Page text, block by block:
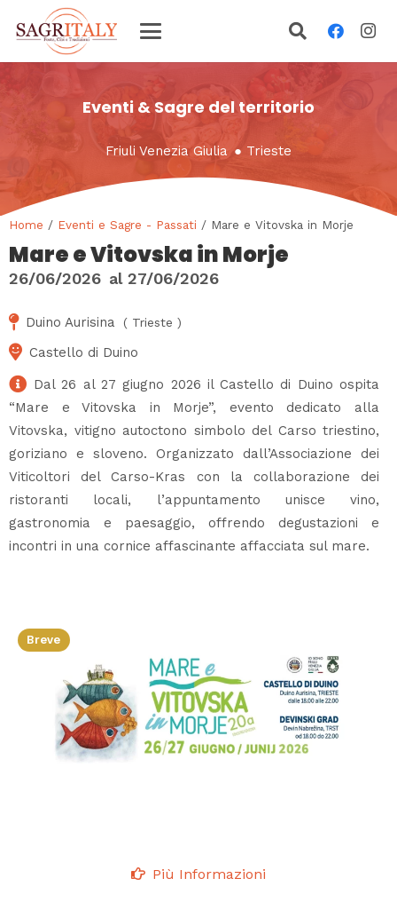
Eventi & Sagre del territorio
Friuli Venezia Giulia ● Trieste
Home / Eventi e Sagre - Passati / Mare e Vitovska in Morje
Mare e Vitovska in Morje
26/06/2026 al 27/06/2026
Duino Aurisina ( Trieste )
Castello di Duino
Dal 26 al 27 giugno 2026 il Castello di Duino ospita
“Mare e Vitovska in Morje”, evento dedicato alla
Vitovska, vitigno autoctono simbolo del Carso triestino,
goriziano e sloveno. Organizzato dall’Associazione dei
Viticoltori del Carso-Kras con la collaborazione dei
ristoranti locali, l’appuntamento unisce vino,
gastronomia e paesaggio, offrendo degustazioni e
incontri in una cornice affascinante affacciata sul mare.
Breve
Più Informazioni